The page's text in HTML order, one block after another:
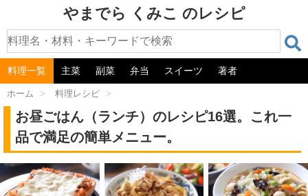
やまでら くみこ のレシピ
料理一覧 主菜 副菜 弁当 スイーツ 著者
ホーム > 料理レシピ >
お昼ごはん（ランチ）のレシピ16選。これ一
品で満足の簡単メニュー。